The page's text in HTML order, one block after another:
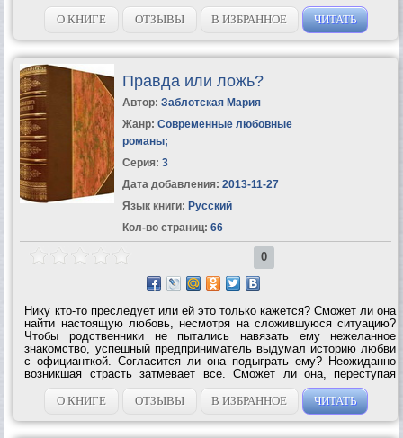
О КНИГЕ
ОТЗЫВЫ В ИЗБРАННОЕ ЧИТАТЬ
Правда или ложь?
Автор: Заблотская Мария
Жанр: Современные любовные
романы;
Серия: 3
Дата добавления: 2013-11-27
Язык книги: Русский
Кол-во страниц: 66
0
Нику кто-то преследует или ей это только кажется? Сможет ли она
найти настоящую любовь, несмотря на сложившуюся ситуацию?
Чтобы родственники не пытались навязать ему нежеланное
знакомство, успешный предприниматель выдумал историю любви
с официанткой. Согласится ли она подыграть ему? Неожиданно
возникшая страсть затмевает все. Сможет ли она, переступая
гордость и вмешательство сестры, принять его? Может ли ложь
оказаться...
О КНИГЕ ОТЗЫВЫ В ИЗБРАННОЕ ЧИТАТЬ